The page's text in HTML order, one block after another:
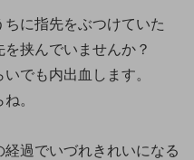
に指先をぶつけていた
挟んでいませんか？
でも内出血します。
。
過でいづれきれいになる